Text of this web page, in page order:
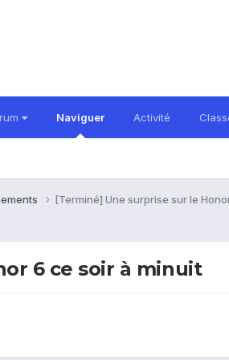
Naviguer Activité
[Terminé] Une surprise sur le
6 ce soir à minuit